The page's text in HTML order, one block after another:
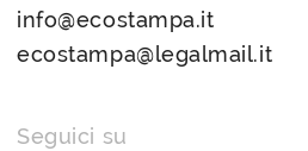
info@ecostampa.it
ecostampa@legalmail.it
Seguici su